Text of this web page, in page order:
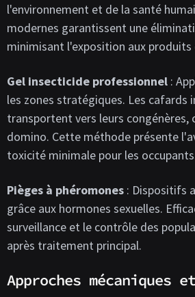
l'environnement et de la santé
modernes garantissent une
minimisant l'exposition aux
Gel insecticide professionnel :
les zones stratégiques. Les cafards
transportent vers leurs congénères,
domino. Cette méthode présente
toxicité minimale pour les
Pièges à phéromones : Dispositifs
grâce aux hormones sexuelles.
surveillance et le contrôle des
après traitement principal.
Approches mécaniques